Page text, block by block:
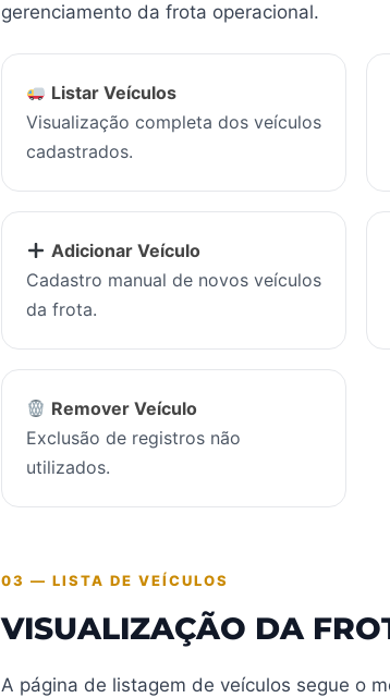
gerenciamento da frota operacional.
Listar Veículos
Visualização completa dos veículos
cadastrados.
Adicionar Veículo
Cadastro manual de novos veículos
da frota.
Remover Veículo
Exclusão de registros não
utilizados.
03 — LISTA DE VEÍCULOS
VISUALIZAÇÃO DA
A página de listagem de veículos segue o